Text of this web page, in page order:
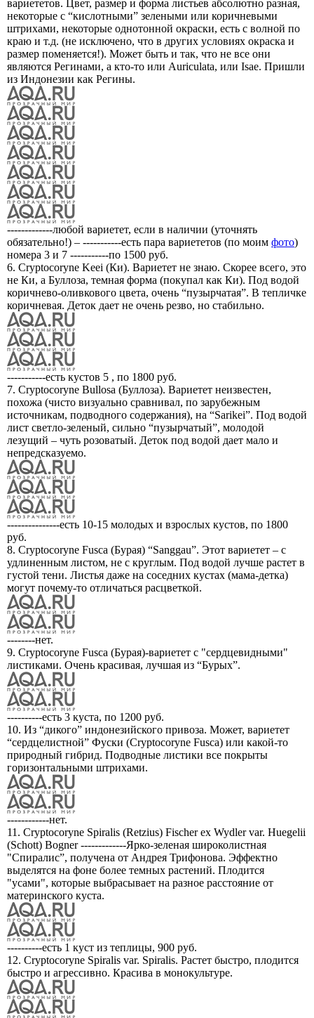
вариететов. Цвет, размер и форма листьев абсолютно разная,
некоторые с “кислотными” зелеными или коричневыми
штрихами, некоторые однотонной окраски, есть с волной по
краю и т.д. (не исключено, что в других условиях окраска и
размер поменяется!). Может быть и так, что не все они
являются Регинами, а кто-то или Auriculata, или Isae. Пришли
из Индонезии как Регины.
-------------любой вариетет, если в наличии (уточнять
обязательно!) – -----------есть пара вариететов (по моим фото)
номера 3 и 7 -----------по 1500 руб.
6. Cryptocoryne Keei (Ки). Вариетет не знаю. Скорее всего, это
не Ки, а Буллоза, темная форма (покупал как Ки). Под водой
коричнево-оливкового цвета, очень “пузырчатая”. В тепличке
коричневая. Деток дает не очень резво, но стабильно.
-----------есть кустов 5 , по 1800 руб.
7. Cryptocoryne Bullosa (Буллоза). Вариетет неизвестен,
похожа (чисто визуально сравнивал, по зарубежным
источникам, подводного содержания), на “Sarikei”. Под водой
лист светло-зеленый, сильно “пузырчатый”, молодой
лезущий – чуть розоватый. Деток под водой дает мало и
непредсказуемо.
---------------есть 10-15 молодых и взрослых кустов, по 1800
руб.
8. Cryptocoryne Fusca (Бурая) “Sanggau”. Этот вариетет – с
удлиненным листом, не с круглым. Под водой лучше растет в
густой тени. Листья даже на соседних кустах (мама-детка)
могут почему-то отличаться расцветкой.
--------нет.
9. Cryptocoryne Fusca (Бурая)-вариетет с "сердцевидными"
листиками. Очень красивая, лучшая из “Бурых”.
----------есть 3 куста, по 1200 руб.
10. Из “дикого” индонезийского привоза. Может, вариетет
“сердцелистной” Фуски (Cryptocoryne Fusca) или какой-то
природный гибрид. Подводные листики все покрыты
горизонтальными штрихами.
------------нет.
11. Cryptocoryne Spiralis (Retzius) Fischer ex Wydler var. Huegelii
(Schott) Bogner -------------Ярко-зеленая широколистная
"Спиралис”, получена от Андрея Трифонова. Эффектно
выделятся на фоне более темных растений. Плодится
"усами", которые выбрасывает на разное расстояние от
материнского куста.
----------есть 1 куст из теплицы, 900 руб.
12. Cryptocoryne Spiralis var. Spiralis. Растет быстро, плодится
быстро и агрессивно. Красива в монокультуре.